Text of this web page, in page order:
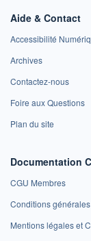
Aide & Contact
Accessibilité
Archives
Contactez-nous
Foire aux Questions
Plan du site
Documentation
CGU Membres
Conditions générales
Mentions légales et